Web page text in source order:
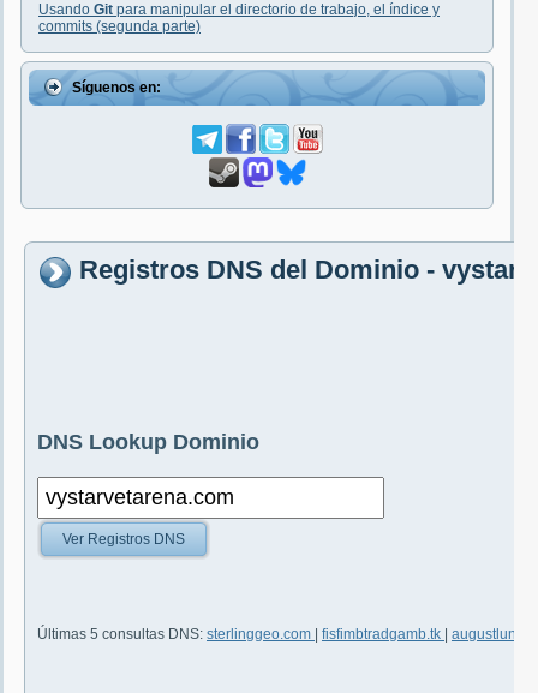
Usando Git para manipular el directorio de trabajo, el índice y
commits (segunda parte)
Síguenos en:
Registros DNS del Dominio -
DNS Lookup Dominio
Ver Registros DNS
Últimas 5 consultas DNS: sterlinggeo.com fisfimbtradgamb.tk